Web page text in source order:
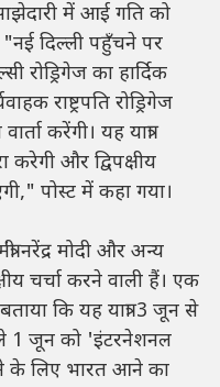
में आई गति को
दिल्ली पहुँचने पर
रोड्रिगेज का हार्दिक
राष्ट्रपति रोड्रिगेज
करेंगी। यह यात्रा
और द्विपक्षीय
पोस्ट में कहा गया।
नरेंद्र मोदी और अन्य
चर्चा करने वाली हैं। एक
कि यह यात्रा 3 जून से
1 जून को 'इंटरनेशनल
के लिए भारत आने का